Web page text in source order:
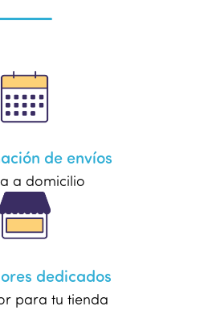
de envíos
a domicilio
dedicados
para tu tienda